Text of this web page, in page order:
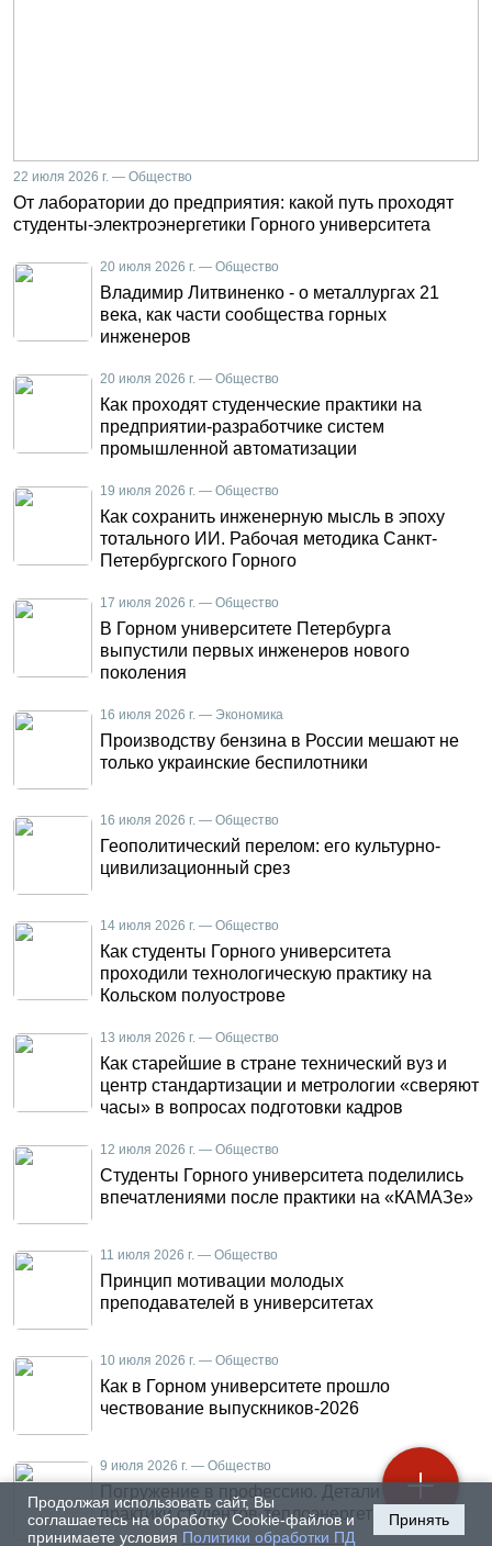
Продолжая использовать сайт, Вы
соглашаетесь на обработку Cookie-файлов и
принимаете условия Политики обработки ПД
Принять
22 июля 2026 г. — Общество
От лаборатории до предприятия: какой путь проходят
студенты-электроэнергетики Горного университета
20 июля 2026 г. — Общество
Владимир Литвиненко - о металлургах 21
века, как части сообщества горных
инженеров
20 июля 2026 г. — Общество
Как проходят студенческие практики на
предприятии-разработчике систем
промышленной автоматизации
19 июля 2026 г. — Общество
Как сохранить инженерную мысль в эпоху
тотального ИИ. Рабочая методика Санкт-
Петербургского Горного
17 июля 2026 г. — Общество
В Горном университете Петербурга
выпустили первых инженеров нового
поколения
16 июля 2026 г. — Экономика
Производству бензина в России мешают не
только украинские беспилотники
16 июля 2026 г. — Общество
Геополитический перелом: его культурно-
цивилизационный срез
14 июля 2026 г. — Общество
Как студенты Горного университета
проходили технологическую практику на
Кольском полуострове
13 июля 2026 г. — Общество
Как старейшие в стране технический вуз и
центр стандартизации и метрологии «сверяют
часы» в вопросах подготовки кадров
12 июля 2026 г. — Общество
Студенты Горного университета поделились
впечатлениями после практики на «КАМАЗе»
11 июля 2026 г. — Общество
Принцип мотивации молодых
преподавателей в университетах
10 июля 2026 г. — Общество
Как в Горном университете прошло
чествование выпускников-2026
9 июля 2026 г. — Общество
Погружение в профессию. Детали летней
практики студентов-теплоэнергетиков